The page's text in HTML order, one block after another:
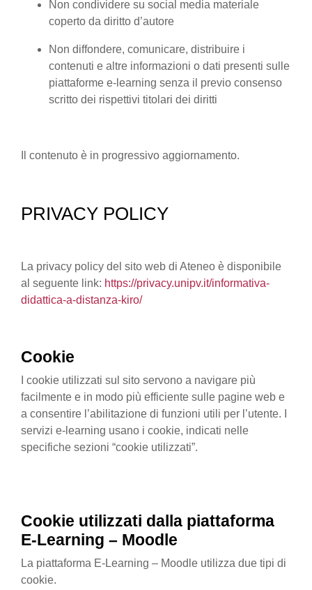
Non condividere su social media materiale
coperto da diritto d’autore
Non diffondere, comunicare, distribuire i
contenuti e altre informazioni o dati presenti sulle
piattaforme e-learning senza il previo consenso
scritto dei rispettivi titolari dei diritti
Il contenuto è in progressivo aggiornamento.
PRIVACY POLICY
La privacy policy del sito web di Ateneo è disponibile
al seguente link: https://privacy.unipv.it/informativa-
didattica-a-distanza-kiro/
Cookie
I cookie utilizzati sul sito servono a navigare più
facilmente e in modo più efficiente sulle pagine web e
a consentire l’abilitazione di funzioni utili per l’utente. I
servizi e-learning usano i cookie, indicati nelle
specifiche sezioni “cookie utilizzati”.
Cookie utilizzati dalla piattaforma
E-Learning – Moodle
La piattaforma E-Learning – Moodle utilizza due tipi di
cookie.